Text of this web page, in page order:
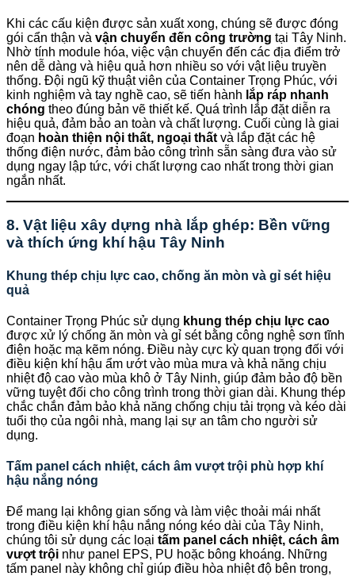
Khi các cấu kiện được sản xuất xong, chúng sẽ được đóng
gói cẩn thận và vận chuyển đến công trường tại Tây Ninh.
Nhờ tính module hóa, việc vận chuyển đến các địa điểm trở
nên dễ dàng và hiệu quả hơn nhiều so với vật liệu truyền
thống. Đội ngũ kỹ thuật viên của Container Trọng Phúc, với
kinh nghiệm và tay nghề cao, sẽ tiến hành lắp ráp nhanh
chóng theo đúng bản vẽ thiết kế. Quá trình lắp đặt diễn ra
hiệu quả, đảm bảo an toàn và chất lượng. Cuối cùng là giai
đoạn hoàn thiện nội thất, ngoại thất và lắp đặt các hệ
thống điện nước, đảm bảo công trình sẵn sàng đưa vào sử
dụng ngay lập tức, với chất lượng cao nhất trong thời gian
ngắn nhất.
8. Vật liệu xây dựng nhà lắp ghép: Bền vững
và thích ứng khí hậu Tây Ninh
Khung thép chịu lực cao, chống ăn mòn và gỉ sét hiệu
quả
Container Trọng Phúc sử dụng khung thép chịu lực cao
được xử lý chống ăn mòn và gỉ sét bằng công nghệ sơn tĩnh
điện hoặc mạ kẽm nóng. Điều này cực kỳ quan trọng đối với
điều kiện khí hậu ẩm ướt vào mùa mưa và khả năng chịu
nhiệt độ cao vào mùa khô ở Tây Ninh, giúp đảm bảo độ bền
vững tuyệt đối cho công trình trong thời gian dài. Khung thép
chắc chắn đảm bảo khả năng chống chịu tải trọng và kéo dài
tuổi thọ của ngôi nhà, mang lại sự an tâm cho người sử
dụng.
Tấm panel cách nhiệt, cách âm vượt trội phù hợp khí
hậu nắng nóng
Để mang lại không gian sống và làm việc thoải mái nhất
trong điều kiện khí hậu nắng nóng kéo dài của Tây Ninh,
chúng tôi sử dụng các loại tấm panel cách nhiệt, cách âm
vượt trội như panel EPS, PU hoặc bông khoáng. Những
tấm panel này không chỉ giúp điều hòa nhiệt độ bên trong,